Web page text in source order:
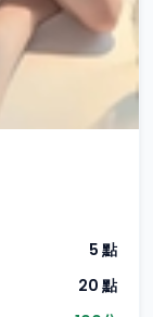
5 點
20 點